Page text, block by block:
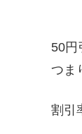
50円
つま
割引